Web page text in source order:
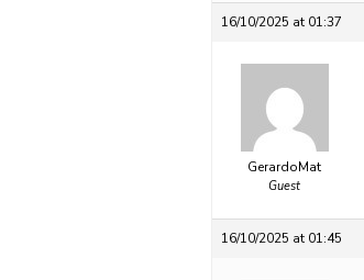
16/10/2025 at 01:37
GerardoMat
Guest
16/10/2025 at 01:45